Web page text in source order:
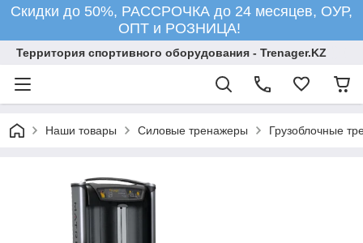
Скидки до 50%, РАССРОЧКА до 24 месяцев, ОУР,
ОПТ и РОЗНИЦА!
Территория спортивного оборудования - Trenager.KZ
Наши товары Силовые тренажеры Грузоблочные